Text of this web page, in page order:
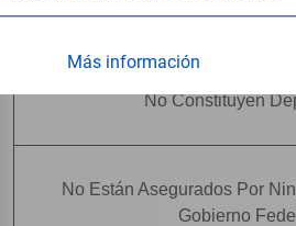
Más información
Pueden Perder
No Constituyen
No Están Asegurados Por
Gobierno